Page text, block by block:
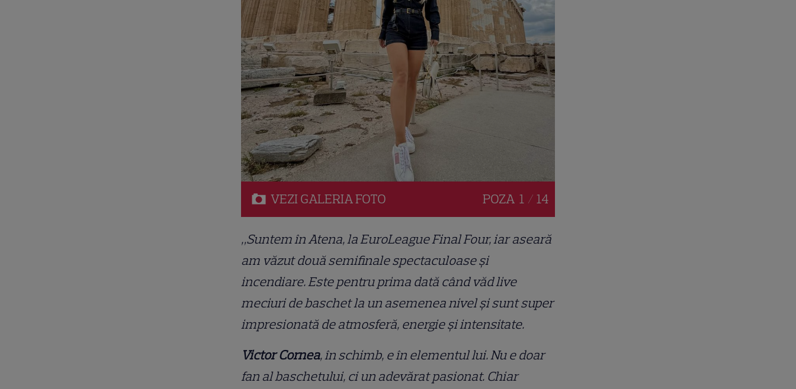
VEZI GALERIAFOTO POZA 1 / 14
„Suntem în Atena, la EuroLeague Final Four, iar aseară
am văzut două semifinale spectaculoase și
incendiare. Este pentru prima dată când văd live
meciuri de baschet la un asemenea nivel și sunt super
impresionată de atmosferă, energie și intensitate.
Victor Cornea, în schimb, e în elementul lui. Nu e doar
fan al baschetului, ci un adevărat pasionat. Chiar